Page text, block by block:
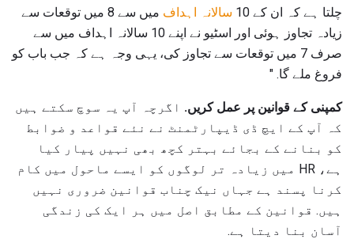
چلتا ہے کہ ان کے 10
سالانہ اہداف
میں سے 8 میں توقعات سے
زیادہ تجاوز ہوئی اور اسٹیو نے اپنے 10 سالانہ اہداف میں سے
صرف 7 میں توقعات سے تجاوز کی، یہی وجہ ہے کہ جب باب کو
فروغ ملے گا. "
کمپنی کے قوانین پر عمل کریں. اگرچہ آپ یہ سوچ سکتے ہیں
کہ آپ کے ایچ ڈی ڈیپارٹمنٹ نے نئے قواعد و ضوابط
کو بنانے کے بجائے بہتر کچھ بھی نہیں پیار کیا
ہے، HR میں زیادہ تر لوگوں کو ایسے ماحول میں کام
کرنا پسند ہے جہاں نیک چناب قوانین ضروری نہیں
ہیں. قوانین کے مطابق اصل میں ہر ایک کی زندگی
آسان بنا دیتا ہے.